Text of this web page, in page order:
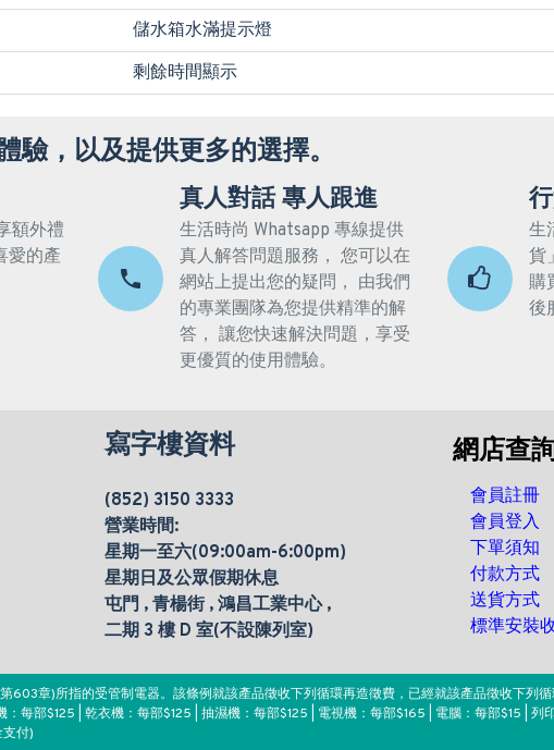
儲水箱水滿提示燈
剩餘時間顯示
驗，以及提供更多的選擇。
額外禮
愛的產
真人對話 專人跟進
生活時尚 Whatsapp 專線提供
真人解答問題服務， 您可以在
網站上提出您的疑問， 由我們
的專業團隊為您提供精準的解
答， 讓您快速解決問題，享受
更優質的使用體驗。
生
貨
購
後
寫字樓資料
(852) 3150 3333
營業時間:
星期一至六(09:00am-6:00pm)
星期日及公眾假期休息
屯門 , 青楊街 , 鴻昌工業中心 ,
二期 3 樓 D 室(不設陳列室)
網店查
會員註冊
會員登入
下單須知
付款方式
送貨方式
標準安裝
603章)所指的受管制電器。該條例就該產品徵收下列循環再造徵費，已經就該產品徵收下列
每部$125 | 乾衣機：每部$125 | 抽濕機：每部$125 | 電視機：每部$165 | 電腦：每部$15 |
付)